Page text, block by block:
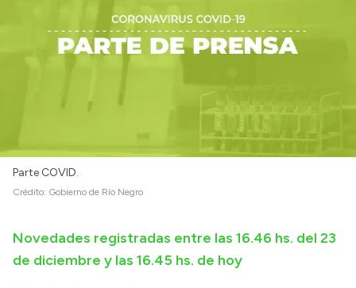
Compras y licitaciones
Convocatorias
Login
Parte COVID.
Crédito: Gobierno de Río Negro
Novedades registradas entre las 16.46 hs. del 23
de diciembre y las 16.45 hs. de hoy